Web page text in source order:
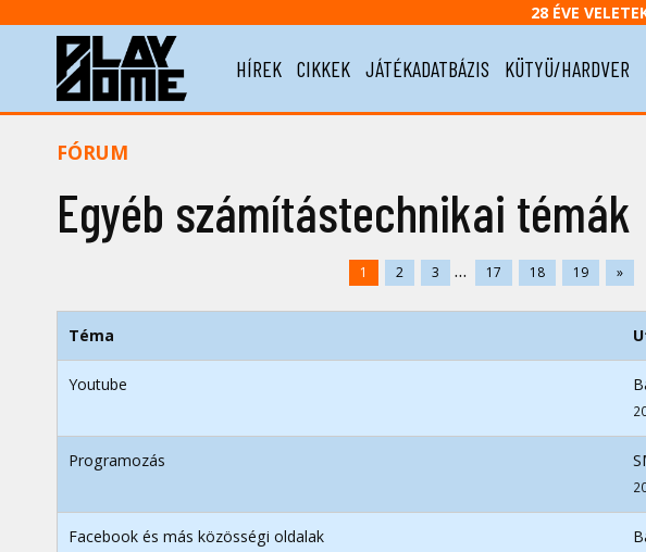
28 ÉVE
HÍREK CIKKEK JÁTÉKADATBÁZIS KÜTYÜ/HARDVER
FÓRUM
Egyéb számítástechnikai témák
1 2 3 ... 17 18 19 »
Téma
Youtube
Programozás
Facebook és más közösségi oldalak